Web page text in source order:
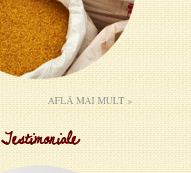
AFLĂ MAI MULT »
Testimoniale